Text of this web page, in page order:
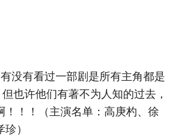
有没有看过一部剧是所有主角都是
也许他们有著不为人知的过去，
！！！（主演名单：高庚杓、徐
）